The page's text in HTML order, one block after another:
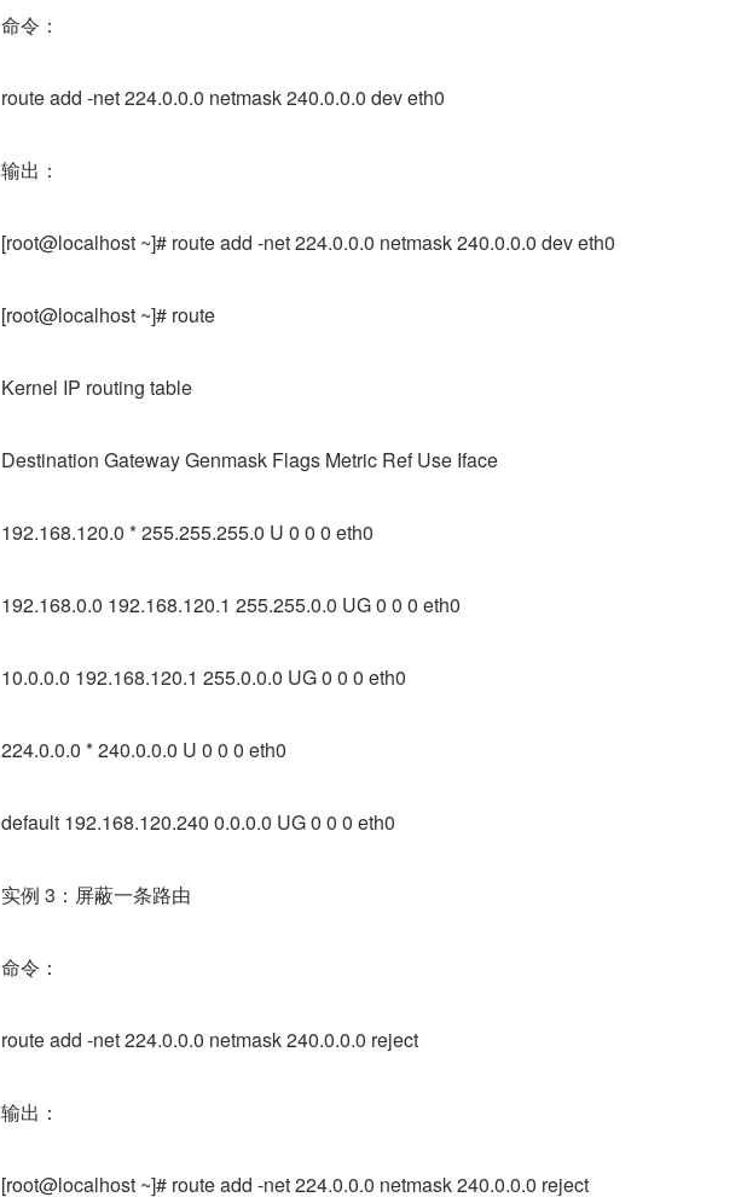
命令：
route add -net 224.0.0.0 netmask 240.0.0.0 dev eth0
输出：
[root@localhost ~]# route add -net 224.0.0.0 netmask 240.0.0.0 dev eth0
[root@localhost ~]# route
Kernel IP routing table
Destination Gateway Genmask Flags Metric Ref Use Iface
192.168.120.0 * 255.255.255.0 U 0 0 0 eth0
192.168.0.0 192.168.120.1 255.255.0.0 UG 0 0 0 eth0
10.0.0.0 192.168.120.1 255.0.0.0 UG 0 0 0 eth0
224.0.0.0 * 240.0.0.0 U 0 0 0 eth0
default 192.168.120.240 0.0.0.0 UG 0 0 0 eth0
实例 3：屏蔽一条路由
命令：
route add -net 224.0.0.0 netmask 240.0.0.0 reject
输出：
[root@localhost ~]# route add -net 224.0.0.0 netmask 240.0.0.0 reject